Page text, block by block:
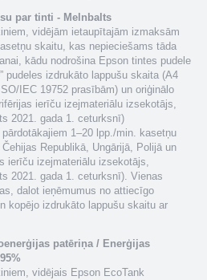
par tinti - Melnbalts
vidējām ietaupītajām izmaksām
skaitu, kas nepieciešams tāda
kādu nodrošina Epson tintes pudele
pudeles izdrukāto lappušu skaita (A4
IEC 19752 prasībām) un oriģinālo
ierīču izejmateriālu izsekotājs,
2021. gada 1. ceturksnī)
1–20 lpp./min. kasetņu
Republikā, Ungārijā, Polijā un
ierīču izejmateriālu izsekotājs,
2021. gada 1. ceturksnī). Vienas
dalot ieņēmumus no attiecīgo
kopējo izdrukāto lappušu skaitu ar
patēriņa / Enerģijas
vidējais Epson EcoTank